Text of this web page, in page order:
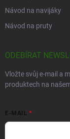
Návod na navijáky
Návod na pruty
ODEBÍRAT
Vložte svůj e-mail a
produktech na
E-MAIL